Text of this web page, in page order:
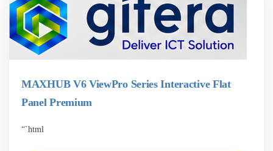
MAXHUB V6 ViewPro Series Interactive Flat
Panel Premium
“`html